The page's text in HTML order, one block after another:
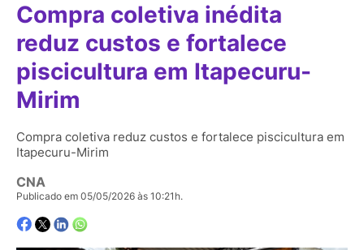
Compra coletiva inédita
reduz custos e fortalece
piscicultura em Itapecuru-
Mirim
Compra coletiva reduz custos e fortalece piscicultura em
Itapecuru-Mirim
CNA
Publicado em 05/05/2026 às 10:21h.